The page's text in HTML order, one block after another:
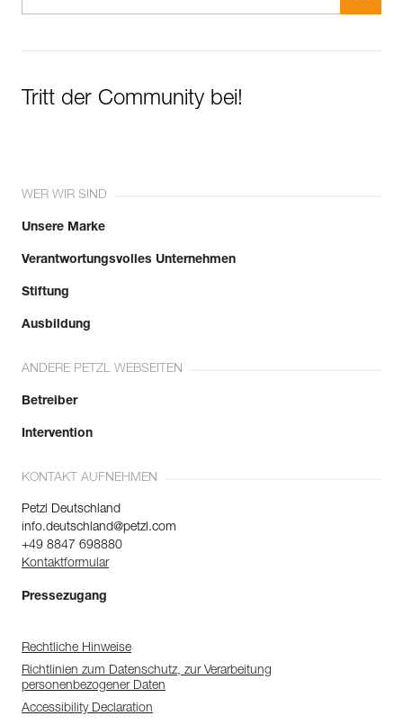
Tritt der Community bei!
WER WIR SIND
Unsere Marke
Verantwortungsvolles Unternehmen
Stiftung
Ausbildung
ANDERE PETZL WEBSEITEN
Betreiber
Intervention
KONTAKT AUFNEHMEN
Petzl Deutschland
info.deutschland@petzl.com
+49 8847 698880
Kontaktformular
Pressezugang
Rechtliche Hinweise
Richtlinien zum Datenschutz, zur Verarbeitung
personenbezogener Daten
Accessibility Declaration